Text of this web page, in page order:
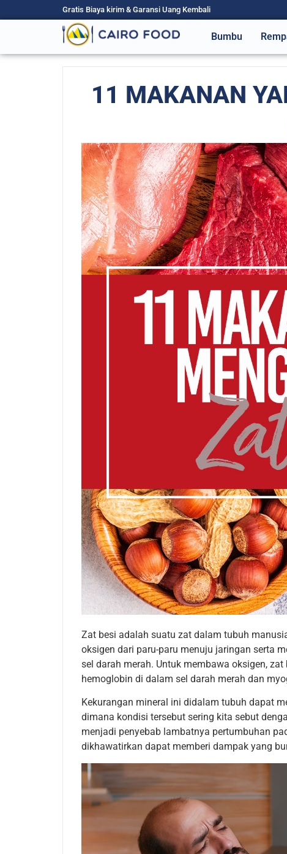
Gratis Biaya kirim & Garansi Uang Kembali
Bumbu
11 MAKANAN
Zat besi adalah suatu zat dalam tubuh
oksigen dari paru-paru menuju jaringan serta
sel darah merah. Untuk membawa oksigen,
hemoglobin di dalam sel darah merah dan
Kekurangan mineral ini didalam tubuh dapat
dimana kondisi tersebut sering kita sebut
menjadi penyebab lambatnya pertumbuhan
dikhawatirkan dapat memberi dampak yang